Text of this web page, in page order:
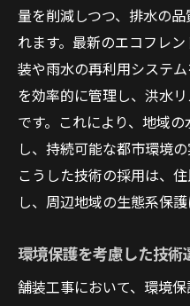
量を削減しつつ、排水の
れます。最新のエコフレ
装や雨水の再利用システ
を効率的に管理し、洪水
です。これにより、地域
し、持続可能な都市環境
こうした技術の採用は、
し、周辺地域の生態系保護
環境保護を考慮した技術
舗装工事において、環境